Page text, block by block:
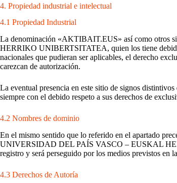
4. Propiedad industrial e intelectual
4.1 Propiedad Industrial
La denominación «AKTIBAIT.EUS» así como otros
HERRIKO UNIBERTSITATEA, quien los tiene
nacionales que pudieran ser aplicables, el derecho
carezcan de autorización.
La eventual presencia en este sitio de signos
siempre con el debido respeto a sus derechos de
4.2 Nombres de dominio
En el mismo sentido que lo referido en el apartado
UNIVERSIDAD DEL PAÍS VASCO – EUSKAL
registro y será perseguido por los medios previstos en
4.3 Derechos de Autoría